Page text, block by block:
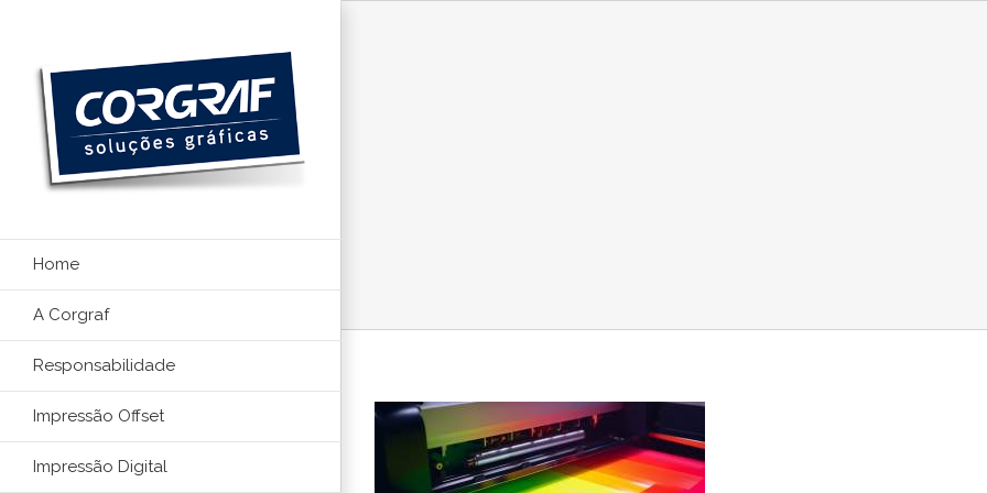
conteúdo
Home
A Corgraf
Responsabilidade
Impressão Offset
Impressão Digital